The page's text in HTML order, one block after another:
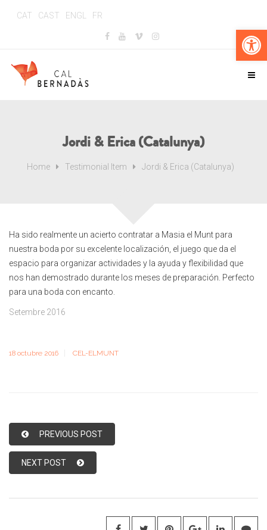
CAT CAST ENGL FR
Jordi & Erica (Catalunya)
Home Testimonial Item Jordi & Erica (Catalunya)
Ha sido realmente un acierto contratar a Masia el Munt para
nuestra boda por su excelente localización, el juego que da el
espacio para organizar actividades y la ayuda y flexibilidad que
nos han demostrado durante los meses de preparación. Perfecto
para una boda con encanto.
Setembre 2016
18 octubre 2016 CEL-ELMUNT
PREVIOUS POST
NEXT POST